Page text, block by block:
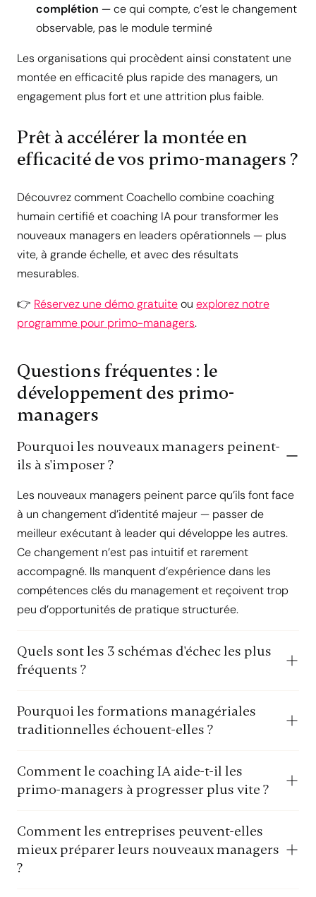
complétion — ce qui compte, c’est le changement
observable, pas le module terminé
Les organisations qui procèdent ainsi constatent une
montée en efficacité plus rapide des managers, un
engagement plus fort et une attrition plus faible.
Prêt à accélérer la montée en
efficacité de vos primo-managers ?
Découvrez comment Coachello combine coaching
humain certifié et coaching IA pour transformer les
nouveaux managers en leaders opérationnels — plus
vite, à grande échelle, et avec des résultats
mesurables.
👉 Réservez une démo gratuiteou explorez notre
programme pour primo-managers.
Questions fréquentes : le
développement des primo-
managers
Pourquoi les nouveaux managers peinent-
ils à s'imposer ?
Les nouveaux managers peinent parce qu’ils font face
à un changement d’identité majeur — passer de
meilleur exécutant à leader qui développe les autres.
Ce changement n’est pas intuitif et rarement
accompagné. Ils manquent d’expérience dans les
compétences clés du management et reçoivent trop
peu d’opportunités de pratique structurée.
Quels sont les 3 schémas d'échec les plus
fréquents ?
Pourquoi les formations managériales
traditionnelles échouent-elles ?
Comment le coaching IA aide-t-il les
primo-managers à progresser plus vite ?
Comment les entreprises peuvent-elles
mieux préparer leurs nouveaux managers
?